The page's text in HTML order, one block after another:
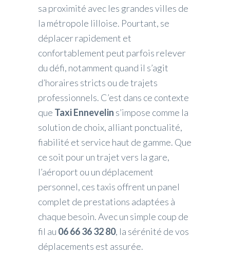
sa proximité avec les grandes villes de
la métropole lilloise. Pourtant, se
déplacer rapidement et
confortablement peut parfois relever
du défi, notamment quand il s’agit
d’horaires stricts ou de trajets
professionnels. C’est dans ce contexte
que Taxi Ennevelin s’impose comme la
solution de choix, alliant ponctualité,
fiabilité et service haut de gamme. Que
ce soit pour un trajet vers la gare,
l’aéroport ou un déplacement
personnel, ces taxis offrent un panel
complet de prestations adaptées à
chaque besoin. Avec un simple coup de
fil au 06 66 36 32 80, la sérénité de vos
déplacements est assurée.